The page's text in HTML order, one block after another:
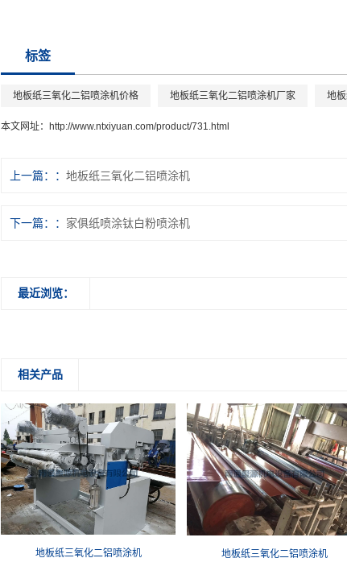
标签
地板纸三氧化二铝喷涂机价格 地板纸三氧化二铝喷涂机厂家 地
本文网址： http://www.ntxiyuan.com/product/731.html
上一篇： 地板纸三氧化二铝喷涂机
下一篇： 家俱纸喷涂钛白粉喷涂机
最近浏览：
相关产品
地板纸三氧化二铝喷涂机 地板纸三氧化二铝喷涂机